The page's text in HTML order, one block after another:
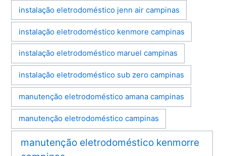
instalação eletrodoméstico jenn air campinas
instalação eletrodoméstico kenmore campinas
instalação eletrodoméstico maruel campinas
instalação eletrodoméstico sub zero campinas
manutenção eletrodoméstico amana campinas
manutenção eletrodoméstico campinas
manutenção eletrodoméstico kenmorre